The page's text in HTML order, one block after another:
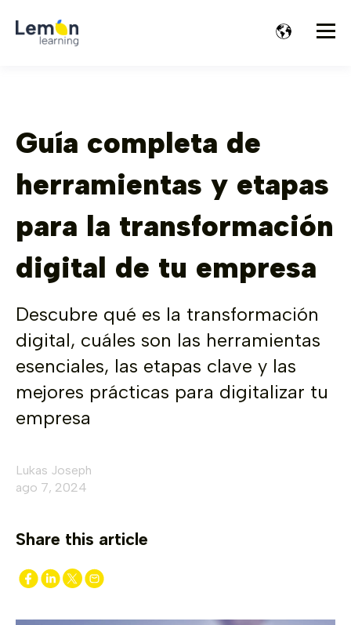
Guía completa de
herramientas y etapas
para la transformación
digital de tu empresa
Descubre qué es la transformación
digital, cuáles son las herramientas
esenciales, las etapas clave y las
mejores prácticas para digitalizar tu
empresa
Lukas Joseph
ago 7, 2024
Share this article